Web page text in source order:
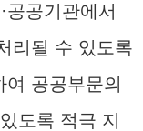
공공기관에서
리될 수 있도록
공공부문의
도록 적극 지